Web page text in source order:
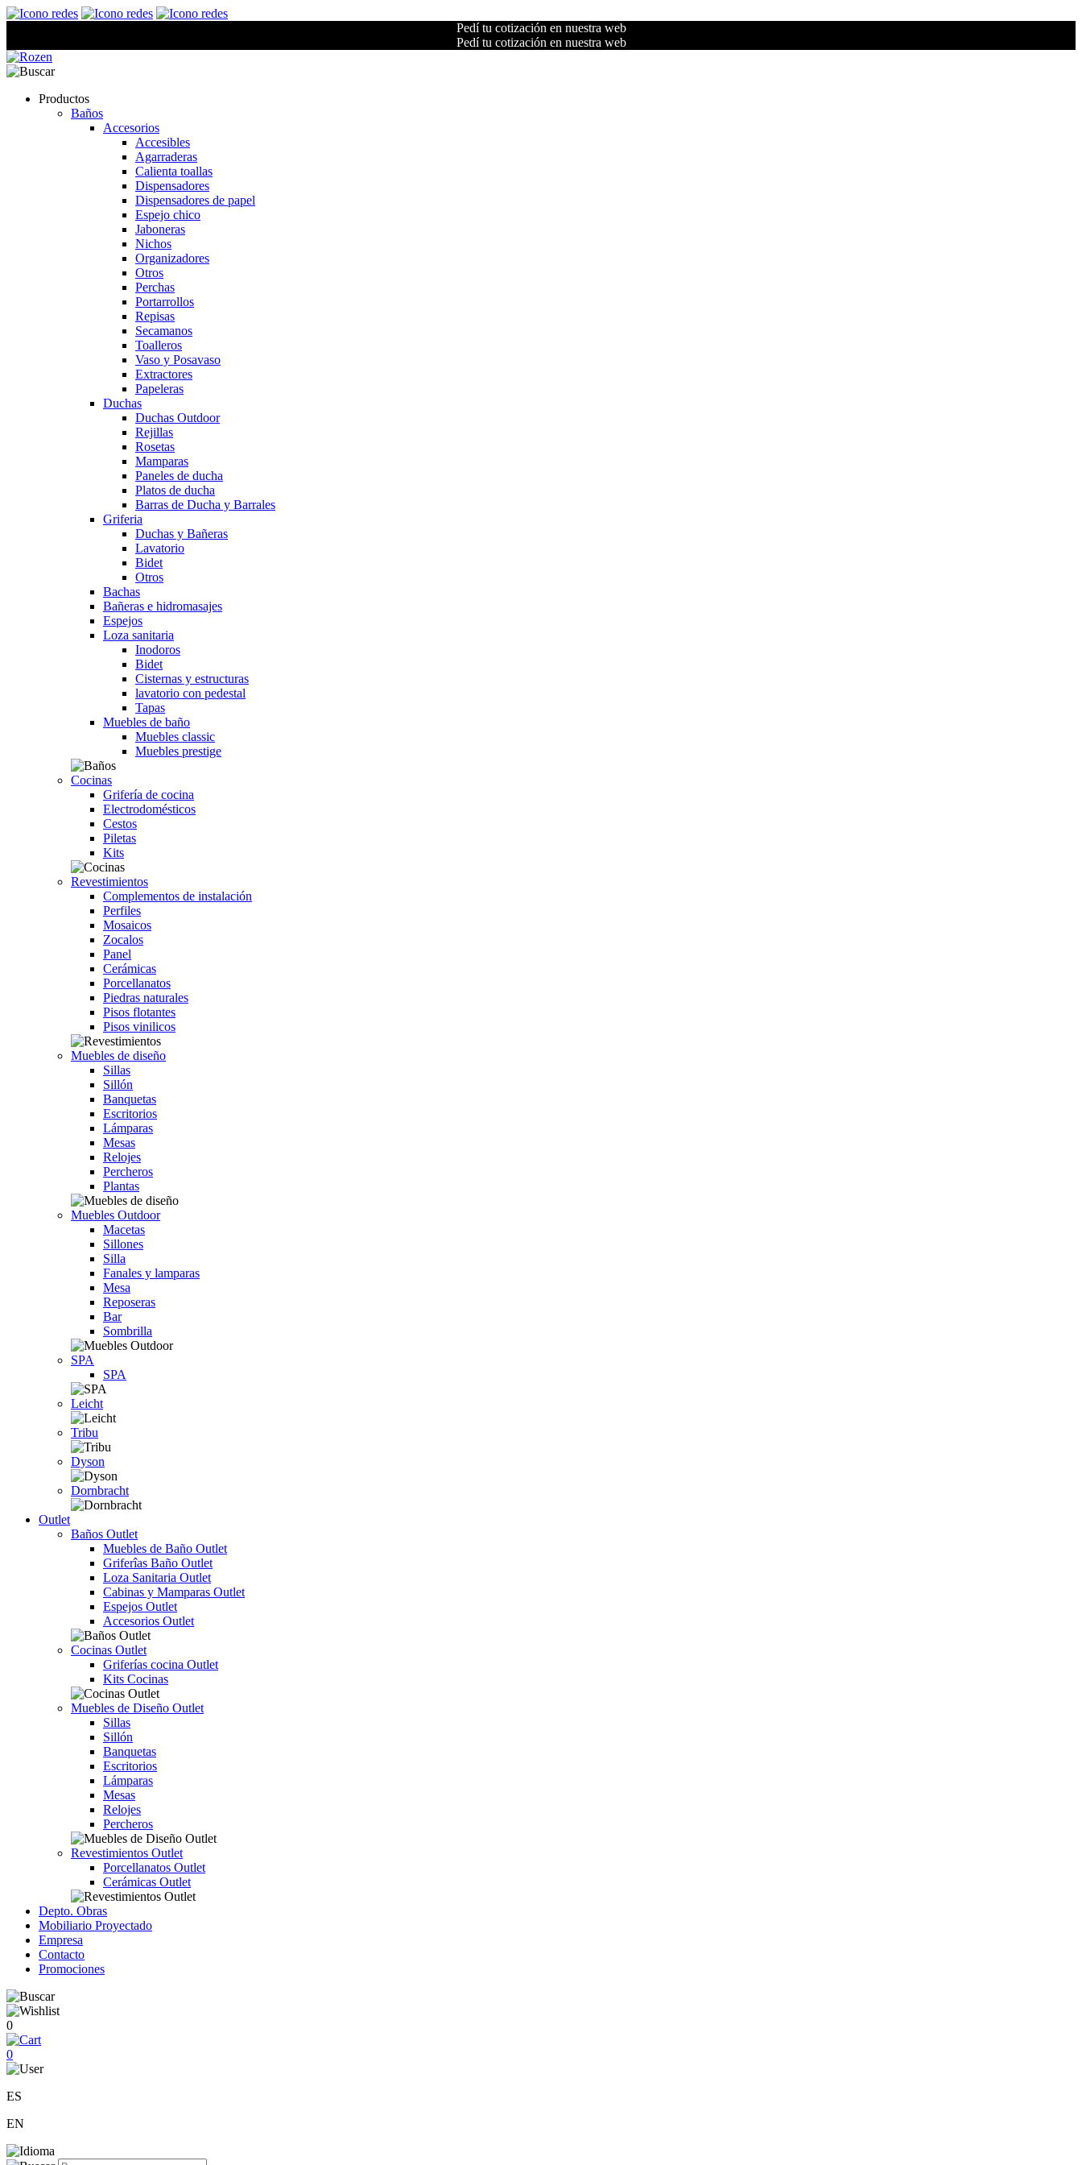
Pedí tu cotización en nuestra web
Pedí tu cotización en nuestra web
Productos
Baños
Accesorios
Accesibles
Agarraderas
Calienta toallas
Dispensadores
Dispensadores de papel
Espejo chico
Jaboneras
Nichos
Organizadores
Otros
Perchas
Portarrollos
Repisas
Secamanos
Toalleros
Vaso y Posavaso
Extractores
Papeleras
Duchas
Duchas Outdoor
Rejillas
Rosetas
Mamparas
Paneles de ducha
Platos de ducha
Barras de Ducha y Barrales
Griferia
Duchas y Bañeras
Lavatorio
Bidet
Otros
Bachas
Bañeras e hidromasajes
Espejos
Loza sanitaria
Inodoros
Bidet
Cisternas y estructuras
lavatorio con pedestal
Tapas
Muebles de baño
Muebles classic
Muebles prestige
Cocinas
Grifería de cocina
Electrodomésticos
Cestos
Piletas
Kits
Revestimientos
Complementos de instalación
Perfiles
Mosaicos
Zocalos
Panel
Cerámicas
Porcellanatos
Piedras naturales
Pisos flotantes
Pisos vinilicos
Muebles de diseño
Sillas
Sillón
Banquetas
Escritorios
Lámparas
Mesas
Relojes
Percheros
Plantas
Muebles Outdoor
Macetas
Sillones
Silla
Fanales y lamparas
Mesa
Reposeras
Bar
Sombrilla
SPA
SPA
Leicht
Tribu
Dyson
Dornbracht
Outlet
Baños Outlet
Muebles de Baño Outlet
Griferîas Baño Outlet
Loza Sanitaria Outlet
Cabinas y Mamparas Outlet
Espejos Outlet
Accesorios Outlet
Cocinas Outlet
Griferías cocina Outlet
Kits Cocinas
Muebles de Diseño Outlet
Sillas
Sillón
Banquetas
Escritorios
Lámparas
Mesas
Relojes
Percheros
Revestimientos Outlet
Porcellanatos Outlet
Cerámicas Outlet
Depto. Obras
Mobiliario Proyectado
Empresa
Contacto
Promociones
0
0
ES
EN